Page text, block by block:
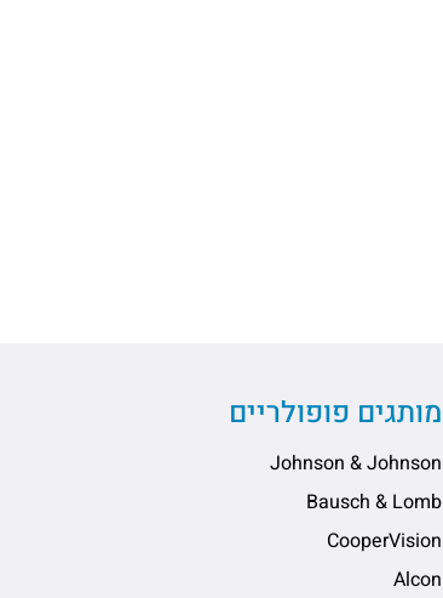
מותגים פופולריים
Johnson & Johnson
Bausch & Lomb
CooperVision
Alcon